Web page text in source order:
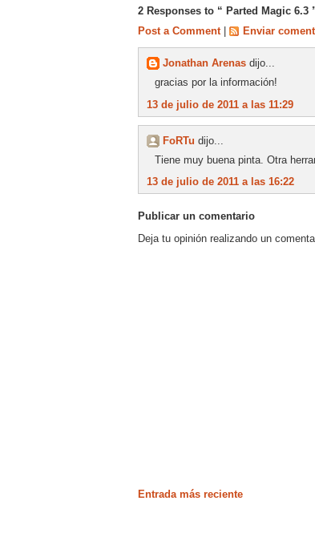
2 Responses to “ Parted Magic 6.3
Post a Comment
Enviar
Jonathan Arenas dijo...
gracias por la información!
13 de julio de 2011 a las 11:29
FoRTu dijo...
Tiene muy buena pinta. Otra
13 de julio de 2011 a las 16:22
Publicar un comentario
Deja tu opinión realizando un
Entrada más reciente